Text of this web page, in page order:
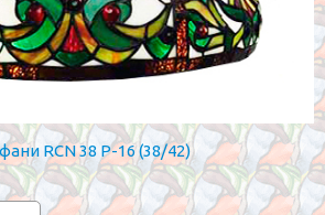
RCN 38 P-16 (38/42)